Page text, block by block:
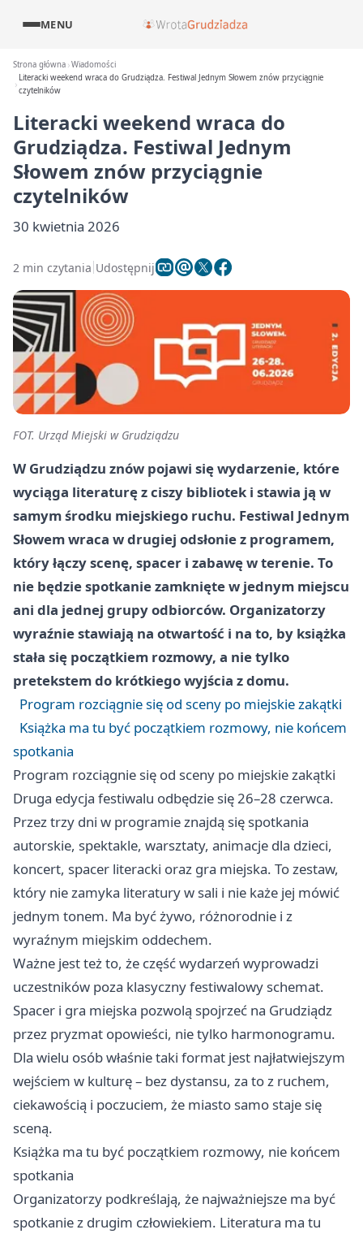
MENU
Strona główna Wiadomości
Literacki weekend wraca do Grudziądza. Festiwal Jednym Słowem znów przyciągnie
czytelników
Literacki weekend wraca do
Grudziądza. Festiwal Jednym
Słowem znów przyciągnie
czytelników
30 kwietnia 2026
2 min czytania Udostępnij
FOT. Urząd Miejski w Grudziądzu
W Grudziądzu znów pojawi się wydarzenie, które
wyciąga literaturę z ciszy bibliotek i stawia ją w
samym środku miejskiego ruchu. Festiwal Jednym
Słowem wraca w drugiej odsłonie z programem,
który łączy scenę, spacer i zabawę w terenie. To
nie będzie spotkanie zamknięte w jednym miejscu
ani dla jednej grupy odbiorców. Organizatorzy
wyraźnie stawiają na otwartość i na to, by książka
stała się początkiem rozmowy, a nie tylko
pretekstem do krótkiego wyjścia z domu.
Program rozciągnie się od sceny po miejskie zakątki
Książka ma tu być początkiem rozmowy, nie końcem
spotkania
Program rozciągnie się od sceny po miejskie zakątki
Druga edycja festiwalu odbędzie się 26–28 czerwca.
Przez trzy dni w programie znajdą się spotkania
autorskie, spektakle, warsztaty, animacje dla dzieci,
koncert, spacer literacki oraz gra miejska. To zestaw,
który nie zamyka literatury w sali i nie każe jej mówić
jednym tonem. Ma być żywo, różnorodnie i z
wyraźnym miejskim oddechem.
Ważne jest też to, że część wydarzeń wyprowadzi
uczestników poza klasyczny festiwalowy schemat.
Spacer i gra miejska pozwolą spojrzeć na Grudziądz
przez pryzmat opowieści, nie tylko harmonogramu.
Dla wielu osób właśnie taki format jest najłatwiejszym
wejściem w kulturę – bez dystansu, za to z ruchem,
ciekawością i poczuciem, że miasto samo staje się
sceną.
Książka ma tu być początkiem rozmowy, nie końcem
spotkania
Organizatorzy podkreślają, że najważniejsze ma być
spotkanie z drugim człowiekiem. Literatura ma tu